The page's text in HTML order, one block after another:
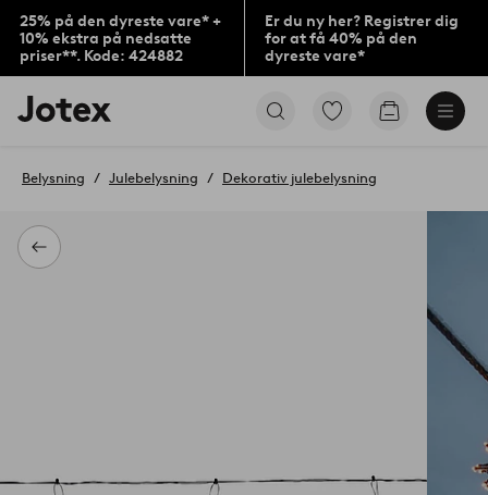
25% på den dyreste vare* +
10% ekstra på nedsatte
priser**. Kode: 424882
Er du ny her? Registrer dig
for at få 40% på den
dyreste vare*
Jotex
logo
til
Gå
produkter
Gå
Tilbage
Belysning Julebelysning Dekorativ julebelysning